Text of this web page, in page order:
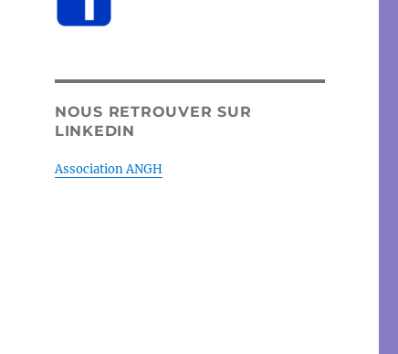
NOUS RETROUVER SUR
LINKEDIN
Association ANGH